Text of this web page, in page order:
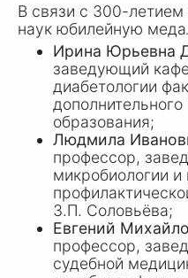
В связи с 300-
наук юбилейную
Ирина Юрьевна
заведующий
диабетологии
образования;
Людмила
профессор,
микробиологии и
З.П. Соловьёва;
Евгений
профессор,
судебной